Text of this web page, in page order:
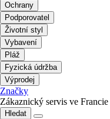
Ochrany
Podporovatel
Životní styl
Vybavení
Pláž
Fyzická údržba
Výprodej
Značky
Zákaznický servis ve Francie
Hledat